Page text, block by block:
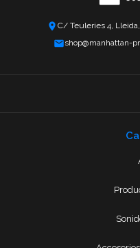
C/ Teuleries 4,
shop@manhattan-